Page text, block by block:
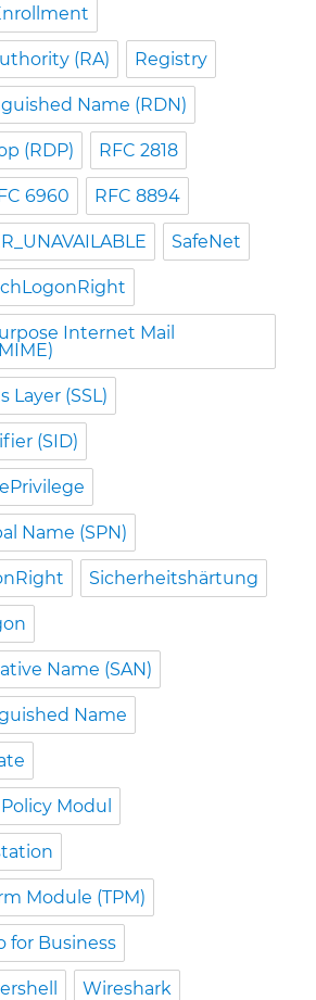
(RA) Registry
Name (RDN)
(RDP) RFC 2818
6960 RFC 8894
SafeNet
Internet Mail
Layer (SSL)
(SID)
Name (SPN)
Sicherheitshärtung
Name (SAN)
Name
Modul
Module (TPM)
for Business
Wireshark